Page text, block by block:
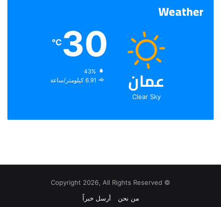
Weather
عمان
Clear Sky
30
℃
الرطوبة:
الرياح:
© Copyright 2026, All Rights Reserved
من نحن
أرسل خبراً